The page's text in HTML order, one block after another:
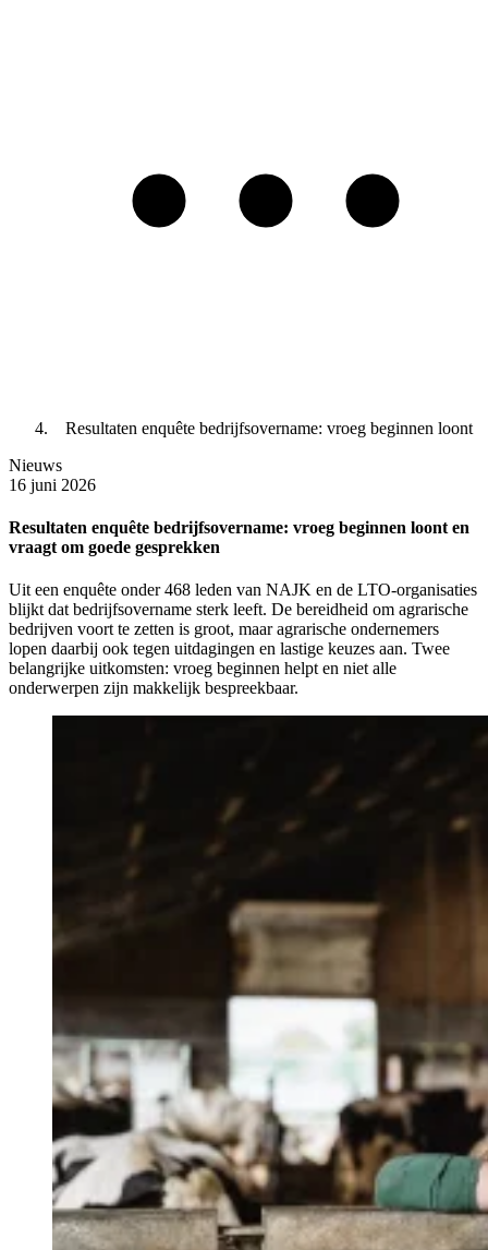
Resultaten enquête bedrijfsovername: vroeg beginnen loont
Nieuws
16 juni 2026
Resultaten enquête bedrijfsovername: vroeg beginnen loont en
vraagt om goede gesprekken
Uit een enquête onder 468 leden van NAJK en de LTO-organisaties
blijkt dat bedrijfsovername sterk leeft. De bereidheid om agrarische
bedrijven voort te zetten is groot, maar agrarische ondernemers
lopen daarbij ook tegen uitdagingen en lastige keuzes aan. Twee
belangrijke uitkomsten: vroeg beginnen helpt en niet alle
onderwerpen zijn makkelijk bespreekbaar.